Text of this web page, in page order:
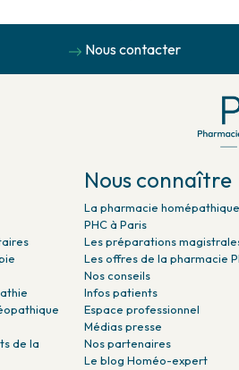
Nous contacter
de la
Nous connaître
La pharmacie homépathique
PHC à Paris
Les préparations
Les offres de la pharmacie
Nos conseils
Infos patients
Espace professionnel
Médias presse
Nos partenaires
Le blog Homéo-expert